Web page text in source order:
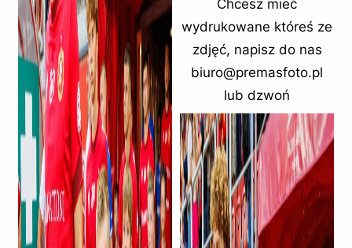
Chcesz mieć
wydrukowane któreś ze
zdjęć, napisz do nas
biuro@premasfoto.pl
lub dzwoń